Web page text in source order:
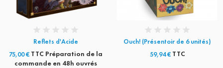
Reflets d'Acide
75,00 € TTC Préparation de la
commande en 48h ouvrés
Ouch! (Présentoir de 6 unités)
59,94 €TTC